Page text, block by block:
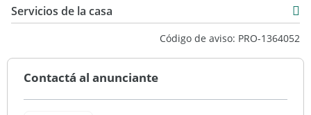
90 m2
Servicios de la casa
Código de aviso: PRO-1364052
Contactá al anunciante